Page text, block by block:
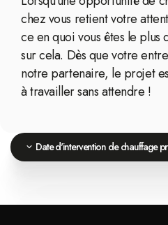
chez vous retient votre
ce en quoi vous êtes le plus
sur cela. Dès que votre
notre partenaire, le projet
à travailler sans attendre !
Date d'intervention de chauffage